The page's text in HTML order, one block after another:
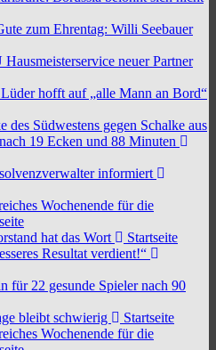
zum Ehrentag: Willi Seebauer
neuer Partner
hofft auf „alle Mann an Bord“
des Südwestens gegen Schalke aus
19 Ecken und 88 Minuten
informiert
Wochenende für die
hat das Wort
Startseite
Resultat verdient!“
für 22 gesunde Spieler nach 90
bleibt schwierig
Startseite
Wochenende für die